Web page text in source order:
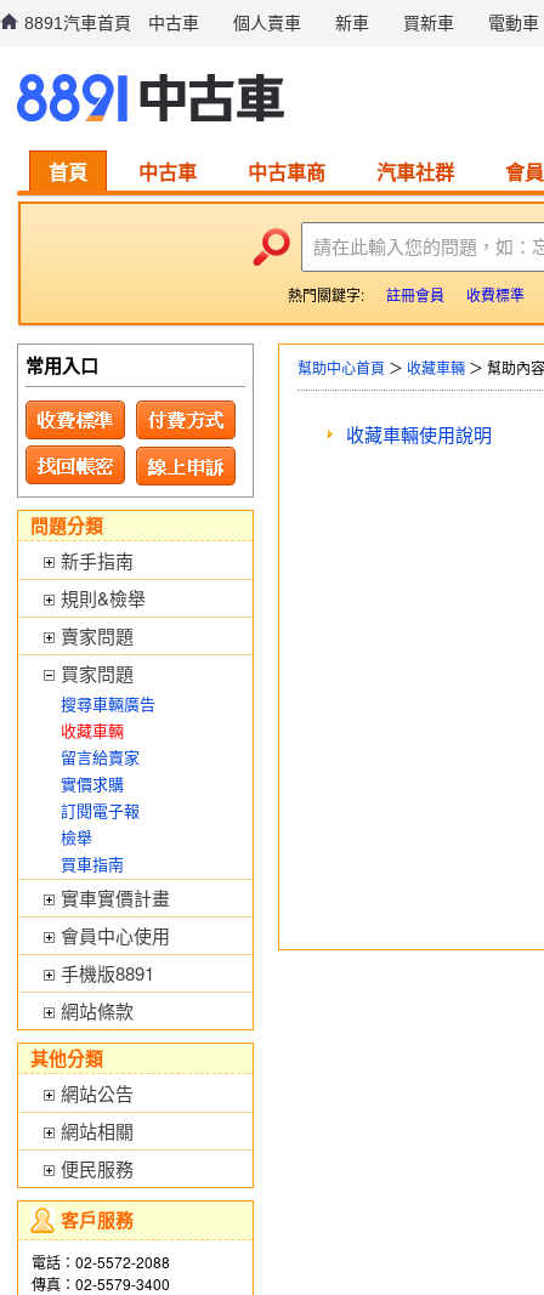
8891汽車首頁 中古車 個人賣車 新車 買新車 電動車
首頁 中古車 中古車商 汽車社群 會
請在此輸入您的問題，如：
熱門關鍵字: 註冊會員 收費標準
幫助中心首頁 ＞ 收藏車輛 ＞ 幫助內容
收藏車輛使用說明
常用入口
問題分類
新手指南
規則&檢舉
賣家問題
買家問題
搜尋車輛廣告
收藏車輛
留言給賣家
實價求購
訂閱電子報
檢舉
買車指南
實車實價計畫
會員中心使用
手機版8891
網站條款
其他分類
網站公告
網站相關
便民服務
客戶服務
電話：02-5572-2088
傳真：02-5579-3400